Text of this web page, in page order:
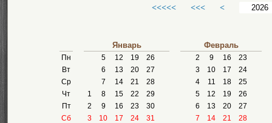
<<<<< <<< <
Пн
Вт
Ср
Чт
Пт
Сб
Январь
5 12 19
26
6
13 20
27
7
14 21
28
1
8 15 22
29
2
9 16 23
30
3
10 17 24
31
Февраль
2 9 16
23
3
10 17
24
4
11 18
25
5
12 19
26
6
13 20
27
7
14 21
28